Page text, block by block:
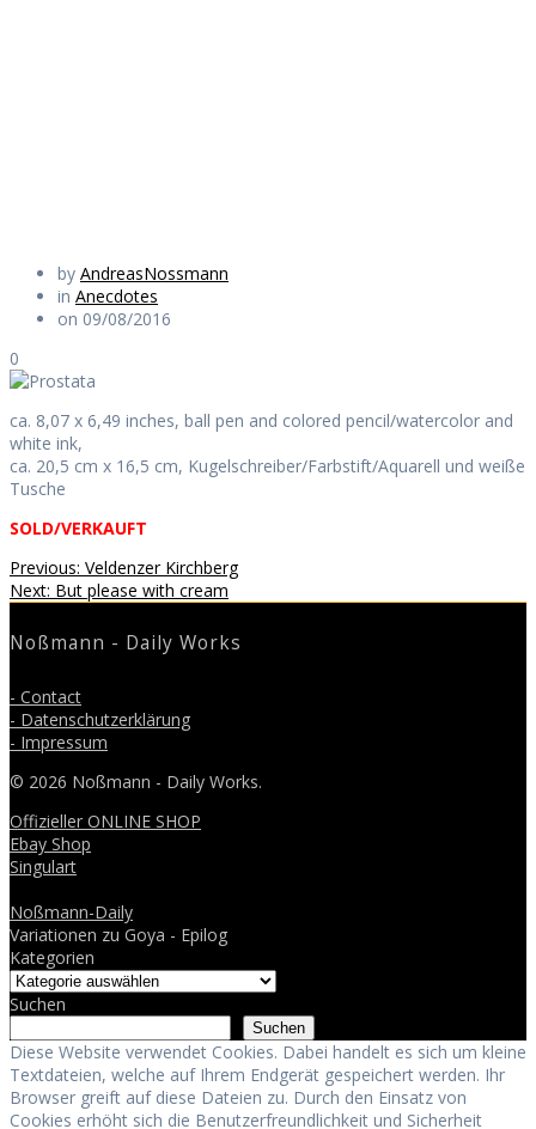
by AndreasNossmann
in Anecdotes
on 09/08/2016
0
ca. 8,07 x 6,49 inches, ball pen and colored pencil/watercolor and
white ink,
ca. 20,5 cm x 16,5 cm, Kugelschreiber/Farbstift/Aquarell und weiße
Tusche
SOLD/VERKAUFT
Beitragsnavigation
Previous: Previous
post:
Veldenzer Kirchberg
Next: Next
But please with cream
Noßmann - Daily Works
- Contact
- Datenschutzerklärung
- Impressum
© 2026 Noßmann - Daily Works.
Offizieller ONLINE SHOP
Ebay Shop
Singulart
Noßmann-Daily
Variationen zu Goya - Epilog
Kategorien
Suchen
Suchen
Diese Website verwendet Cookies. Dabei handelt es sich um kleine
Textdateien, welche auf Ihrem Endgerät gespeichert werden. Ihr
Browser greift auf diese Dateien zu. Durch den Einsatz von
Cookies erhöht sich die Benutzerfreundlichkeit und Sicherheit